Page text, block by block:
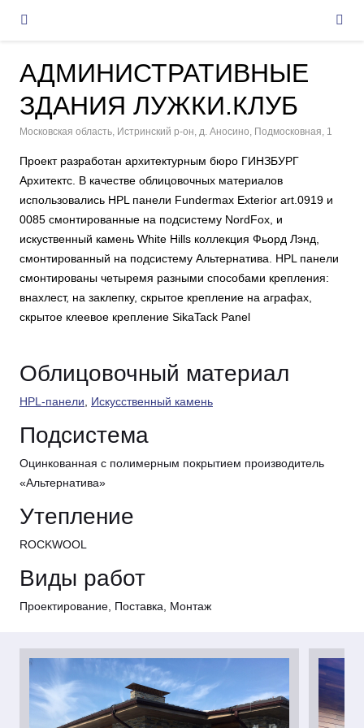
АДМИНИСТРАТИВНЫЕ
ЗДАНИЯ ЛУЖКИ.КЛУБ
Московская область, Истринский р-он, д. Аносино, Подмосковная, 1
Проект разработан архитектурным бюро ГИНЗБУРГ
Архитектс. В качестве облицовочных материалов
использовались HPL панели Fundermax Exterior art.0919 и
0085 смонтированные на подсистему NordFox, и
искуственный камень White Hills коллекция Фьорд Лэнд,
смонтированный на подсистему Альтернатива. HPL панели
смонтированы четыремя разными способами крепления:
внахлест, на заклепку, скрытое крепление на аграфах,
скрытое клеевое крепление SikaTack Panel
Облицовочный материал
HPL-панели Искусственный камень
Подсистема
Оцинкованная с полимерным покрытием производитель
«Альтернатива»
Утепление
ROCKWOOL
Виды работ
Проектирование, Поставка, Монтаж